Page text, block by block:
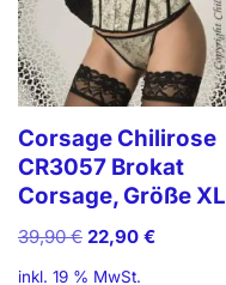
Corsage Chilirose
CR3057 Brokat
Corsage, Größe XL
39,90€ 22,90 €
inkl. 19 % MwSt.